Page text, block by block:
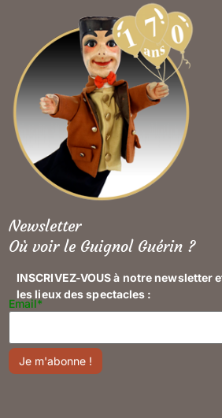
Newsletter
Où voir le Guignol Guérin ?
INSCRIVEZ-VOUS à notre newsletter
les lieux des spectacles :
Email*